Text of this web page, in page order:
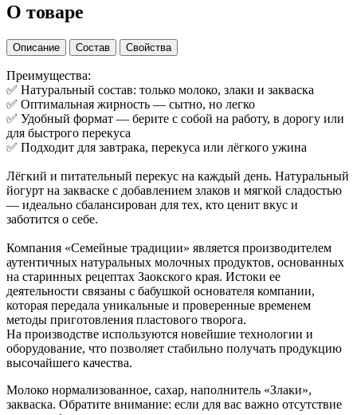
О товаре
Описание Состав Свойства
Преимущества:
✅ Натуральный состав: только молоко, злаки и закваска
✅ Оптимальная жирность — сытно, но легко
✅ Удобный формат — берите с собой на работу, в дорогу или
для быстрого перекуса
✅ Подходит для завтрака, перекуса или лёгкого ужина
Лёгкий и питательный перекус на каждый день. Натуральный
йогурт на закваске с добавлением злаков и мягкой сладостью
— идеально сбалансирован для тех, кто ценит вкус и
заботится о себе.
Компания «Семейные традиции» является производителем
аутентичных натуральных молочных продуктов, основанных
на старинных рецептах Заокского края. Истоки ее
деятельности связаны с бабушкой основателя компании,
которая передала уникальные и проверенные временем
методы приготовления пластового творога.
На производстве используются новейшие технологии и
оборудование, что позволяет стабильно получать продукцию
высочайшего качества.
Молоко нормализованное, сахар, наполнитель «Злаки»,
закваска. Обратите внимание: если для вас важно отсутствие